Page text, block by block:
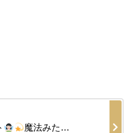
魔法みた…